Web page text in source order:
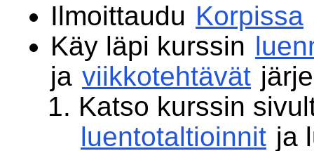
Ilmoittaudu Korpissa
Käy läpi kurssin
ja viikkotehtävät
Katso kurssin
luentotaltioinnit ja